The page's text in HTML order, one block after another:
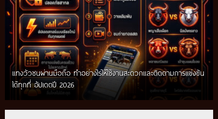
แทงวัวชนผ่านมือถือ ทำอย่างไรให้ใช้งานสะดวกและติดตามการแข่งขัน
ได้ทุกที่ อัปเดตปี 2026